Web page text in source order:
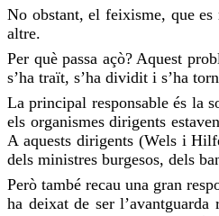
No obstant, el feixisme, que es
altre.
Per què passa açò? Aquest
s’ha traït, s’ha dividit i s’ha
La principal responsable és la
els organismes dirigents
A aquests dirigents (Wels i
dels ministres burgesos, dels
Però també recau una gran
ha deixat de ser